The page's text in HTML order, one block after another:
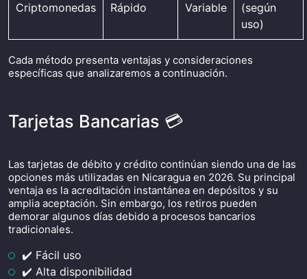
Criptomonedas Rápido Variable
(según
uso)
Cada método presenta ventajas y consideraciones
específicas que analizaremos a continuación.
Tarjetas Bancarias 💳
Las tarjetas de débito y crédito continúan siendo una de las
opciones más utilizadas en Nicaragua en 2026. Su principal
ventaja es la acreditación instantánea en depósitos y su
amplia aceptación. Sin embargo, los retiros pueden
demorar algunos días debido a procesos bancarios
tradicionales.
✔️ Fácil uso
✔️ Alta disponibilidad